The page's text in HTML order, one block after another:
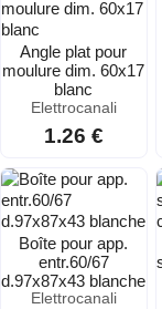
Angle plat pour
moulure dim. 60x17
blanc
Elettrocanali
1.26 €
Boîte pour app.
entr.60/67
d.97x87x43 blanche
Elettrocanali